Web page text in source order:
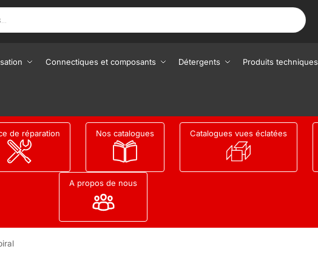
Connectiques et composants Détergents Produits techniques
de réparation Nos catalogues Catalogues vues éclatées
A propos de nous